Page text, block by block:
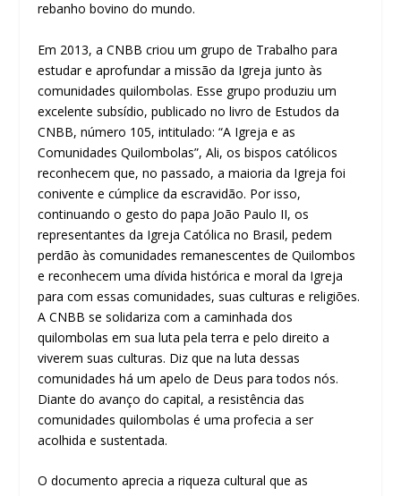
rebanho bovino do mundo.
Em 2013, a CNBB criou um grupo de Trabalho para
estudar e aprofundar a missão da Igreja junto às
comunidades quilombolas. Esse grupo produziu um
excelente subsídio, publicado no livro de Estudos da
CNBB, número 105, intitulado: “A Igreja e as
Comunidades Quilombolas”, Ali, os bispos católicos
reconhecem que, no passado, a maioria da Igreja foi
conivente e cúmplice da escravidão. Por isso,
continuando o gesto do papa João Paulo II, os
representantes da Igreja Católica no Brasil, pedem
perdão às comunidades remanescentes de Quilombos
e reconhecem uma dívida histórica e moral da Igreja
para com essas comunidades, suas culturas e religiões.
A CNBB se solidariza com a caminhada dos
quilombolas em sua luta pela terra e pelo direito a
viverem suas culturas. Diz que na luta dessas
comunidades há um apelo de Deus para todos nós.
Diante do avanço do capital, a resistência das
comunidades quilombolas é uma profecia a ser
acolhida e sustentada.
O documento aprecia a riqueza cultural que as